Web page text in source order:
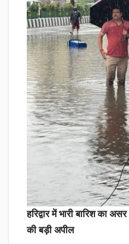
हरिद्वार में भारी बारिश का असर
की बड़ी अपील